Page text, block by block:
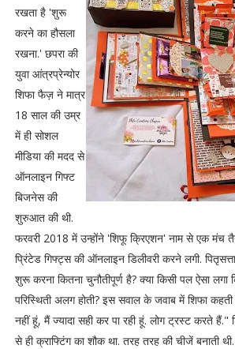
रखता है 'शुरू
करने का हौसला
रखना.' छपरा की
युवा आंत्रप्रेन्योर
शिफा फैज़ ने मात्र
18 साल की उम्र
में ही सोशल
मीडिया की मदद से
ऑनलाइन गिफ्ट
बिजनेस की
शुरुआत की थी.
फरवरी 2018 में उन्होंने 'शिफू क्रिएशन' नाम से एक मंच
प्रिंटेड गिफ्ट्स की ऑनलाइन डिलीवरी करने लगी.
शुरू करना कितना चुनौतीपूर्ण है? क्या किसी पल ऐसा लगा
परिस्थिती अलग होती? इस सवाल के जवाब में शिफा
नहीं हूं, मैं ज्यादा सही कर पा रही हूं. लोग ट्रस्ट करते
से ही क्राफ्टिंग का शौक था. तरह तरह की चीजें बनाती